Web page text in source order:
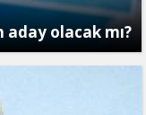
aday olacak mı?